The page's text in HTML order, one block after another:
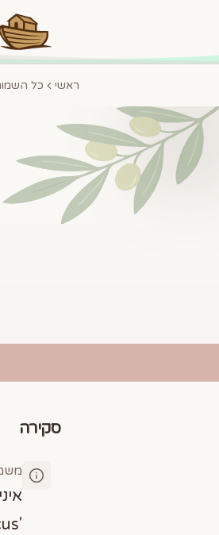
ראשי כל
סקירה
'Enecus', אשר נהפך לאיניגו.